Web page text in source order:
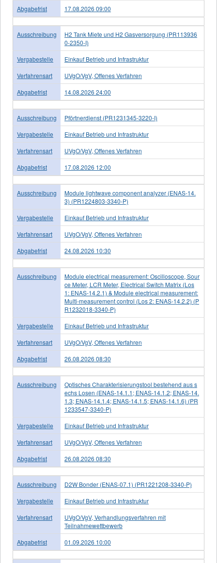
Abgabefrist
17.08.2026 09:00
Ausschreibung
H2 Tank Miete und H2 Gasversorgung (PR113936
0-2350-I)
Vergabestelle
Einkauf Betrieb und Infrastruktur
Verfahrensart
UVgO/VgV, Offenes Verfahren
Abgabefrist
14.08.2026 24:00
Ausschreibung
Pförtnerdienst (PR1231345-3220-I)
Vergabestelle
Einkauf Betrieb und Infrastruktur
Verfahrensart
UVgO/VgV, Offenes Verfahren
Abgabefrist
17.08.2026 12:00
Ausschreibung
Module lightwave component analyzer (ENAS-14.
3) (PR1224803-3340-P)
Vergabestelle
Einkauf Betrieb und Infrastruktur
Verfahrensart
UVgO/VgV, Offenes Verfahren
Abgabefrist
24.08.2026 10:30
Ausschreibung
Module electrical measurement: Oscilloscope, Sour
ce Meter, LCR Meter, Electrical Switch Matrix (Los
1: ENAS-14.2.1) & Module electrical measurement:
Multi-measurement control (Los 2: ENAS-14.2.2) (P
R1232018-3340-P)
Vergabestelle
Einkauf Betrieb und Infrastruktur
Verfahrensart
UVgO/VgV, Offenes Verfahren
Abgabefrist
26.08.2026 08:30
Ausschreibung
Optisches Charakterisierungstool bestehend aus s
echs Losen (ENAS-14.1.1; ENAS-14.1.2; ENAS-14.
1.3; ENAS-14.1.4; ENAS-14.1.5; ENAS-14.1.6) (PR
1233547-3340-P)
Vergabestelle
Einkauf Betrieb und Infrastruktur
Verfahrensart
UVgO/VgV, Offenes Verfahren
Abgabefrist
26.08.2026 08:30
Ausschreibung
D2W Bonder (ENAS-07.1) (PR1221208-3340-P)
Vergabestelle
Einkauf Betrieb und Infrastruktur
Verfahrensart
UVgO/VgV, Verhandlungsverfahren mit
Teilnahmewettbewerb
Abgabefrist
01.09.2026 10:00